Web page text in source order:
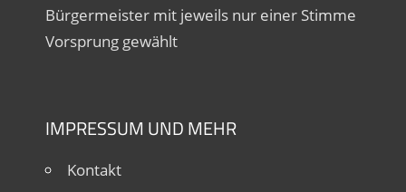
Bürgermeister mit jeweils nur einer Stimme
Vorsprung gewählt
IMPRESSUM UND MEHR
Kontakt